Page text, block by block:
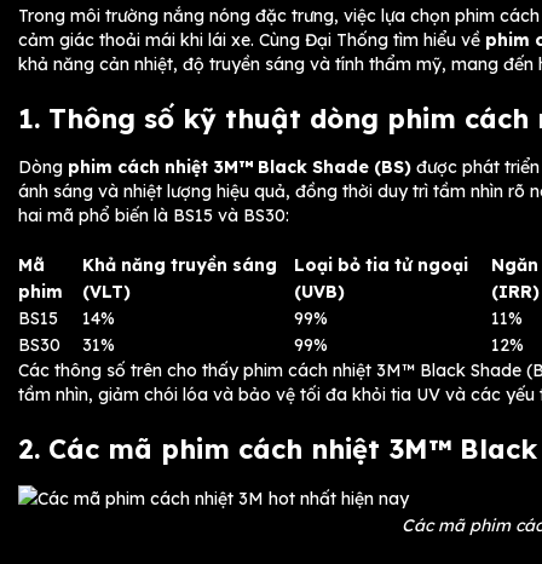
Trong môi trường nắng nóng đặc trưng, việc lựa chọn phim
cảm giác thoải mái khi lái xe. Cùng Đại Thống tìm hiểu về phim
khả năng cản nhiệt, độ truyền sáng và tính thẩm mỹ, mang
1. Thông số kỹ thuật dòng phim cách
Dòng phim cách nhiệt 3M™ Black Shade (BS) được phát
ánh sáng và nhiệt lượng hiệu quả, đồng thời duy trì tầm nhìn rõ
hai mã phổ biến là BS15 và BS30:
Mã
phim
Khả năng truyền sáng
(VLT)
Loại bỏ tia tử ngoại
(UVB)
(IRR)
BS15
14% 99%
11%
BS30
31% 99%
12%
Các thông số trên cho thấy phim cách nhiệt 3M™ Black Shade
tầm nhìn, giảm chói lóa và bảo vệ tối đa khỏi tia UV và các
2. Các mã phim cách nhiệt 3M™ Black
Các mã phim